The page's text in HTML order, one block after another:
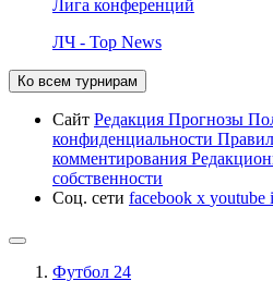
Лига конференций
ЛЧ - Top News
Ко всем турнирам
Сайт Редакция Прогнозы
конфиденциальности
комментирования
собственности
Соц. сети facebook x youtube
Футбол 24